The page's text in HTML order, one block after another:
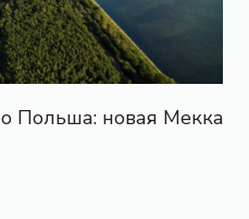
Польша: новая Мекка